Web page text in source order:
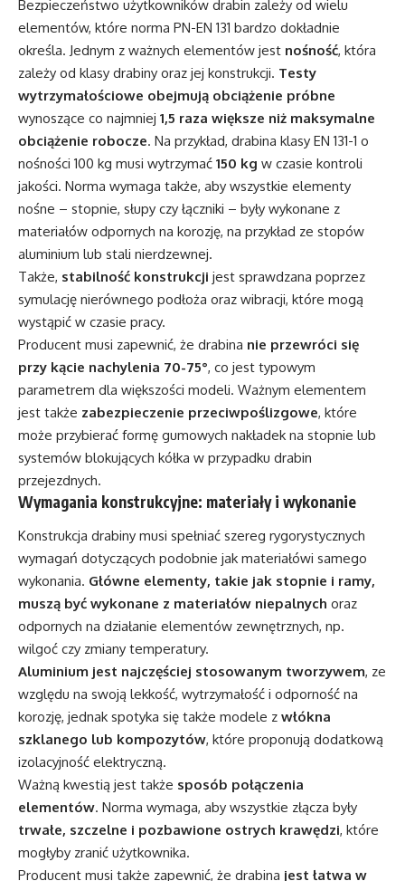
Bezpieczeństwo użytkowników drabin zależy od wielu
elementów, które norma PN-EN 131 bardzo dokładnie
określa. Jednym z ważnych elementów jest nośność, która
zależy od klasy drabiny oraz jej konstrukcji. Testy
wytrzymałościowe obejmują obciążenie próbne
wynoszące co najmniej 1,5 raza większe niż maksymalne
obciążenie robocze. Na przykład, drabina klasy EN 131-1 o
nośności 100 kg musi wytrzymać 150 kg w czasie kontroli
jakości. Norma wymaga także, aby wszystkie elementy
nośne – stopnie, słupy czy łączniki – były wykonane z
materiałów odpornych na korozję, na przykład ze stopów
aluminium lub stali nierdzewnej.
Także, stabilność konstrukcji jest sprawdzana poprzez
symulację nierównego podłoża oraz wibracji, które mogą
wystąpić w czasie pracy.
Producent musi zapewnić, że drabina nie przewróci się
przy kącie nachylenia 70-75°, co jest typowym
parametrem dla większości modeli. Ważnym elementem
jest także zabezpieczenie przeciwpoślizgowe, które
może przybierać formę gumowych nakładek na stopnie lub
systemów blokujących kółka w przypadku drabin
przejezdnych.
Wymagania konstrukcyjne: materiały i wykonanie
Konstrukcja drabiny musi spełniać szereg rygorystycznych
wymagań dotyczących podobnie jak materiałówi samego
wykonania. Główne elementy, takie jak stopnie i ramy,
muszą być wykonane z materiałów niepalnych oraz
odpornych na działanie elementów zewnętrznych, np.
wilgoć czy zmiany temperatury.
Aluminium jest najczęściej stosowanym tworzywem, ze
względu na swoją lekkość, wytrzymałość i odporność na
korozję, jednak spotyka się także modele z włókna
szklanego lub kompozytów, które proponują dodatkową
izolacyjność elektryczną.
Ważną kwestią jest także sposób połączenia
elementów. Norma wymaga, aby wszystkie złącza były
trwałe, szczelne i pozbawione ostrych krawędzi, które
mogłyby zranić użytkownika.
Producent musi także zapewnić, że drabina jest łatwa w